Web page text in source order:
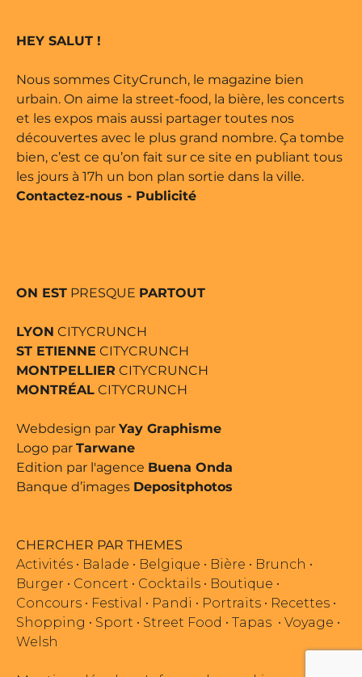
par Buena Onda Web •
HEY SALUT !
Nous sommes CityCrunch, le magazine bien
urbain. On aime la street-food, la bière, les concerts
et les expos mais aussi partager toutes nos
découvertes avec le plus grand nombre. Ça tombe
bien, c’est ce qu’on fait sur ce site en publiant tous
les jours à 17h un bon plan sortie dans la ville.
Contactez-nous - Publicité
ON EST PRESQUE PARTOUT
LYON CITYCRUNCH
ST ETIENNE CITYCRUNCH
MONTPELLIER CITYCRUNCH
MONTRÉAL CITYCRUNCH
Webdesign par Yay Graphisme
Logo par Tarwane
Edition par l'agence Buena Onda
Banque d’images Depositphotos
CHERCHER PAR THEMES
Activités • Balade • Belgique • Bière • Brunch •
Burger • Concert • Cocktails • Boutique •
Concours • Festival • Pandi • Portraits • Recettes •
Shopping • Sport • Street Food • Tapas • Voyage •
Welsh